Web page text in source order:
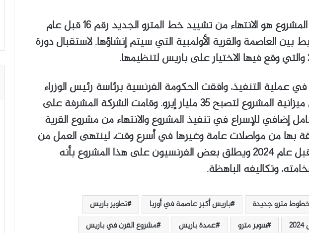
والتحدي الأكبر الذي يواجه المشروع هو الانتهاء من تشييد خط المترو الجديد رقم 16 قبل عام
بين العاصمة والقرية الأولمبية التي سيتم إنشاؤها. لاستقبال دورة
عملية التنفيذ، وافقت الحكومة الفرنسية برئاسة رئيس الوزراء
“إدوار فيليب”، على تعديل ميزانية المشروع لتصبح 35 مليار إيرو. وقامت الشركة المشرفة على
إضافي للإسراع في تنفيذ المشروع والانتهاء من مشروع القرية
بها من مواصلات عامة وغيرها في أسرع وقت، لينتهى العمل من
هذه الجزئية من المشروع قبل عام 2024 ويطلق بعض الفرنسيون على هذا المشروع بأنه
وتكاليفه الباهظة.
خطوط مترو جديدة باريس أكبر عاصمة في أوربا
تطوير باريس
سوبر مترو عمدة باريس
مشروع القرن في باريس